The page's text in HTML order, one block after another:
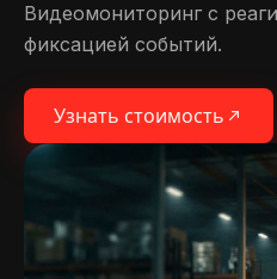
Видеомониторинг с
фиксацией событий.
Узнать стоимость